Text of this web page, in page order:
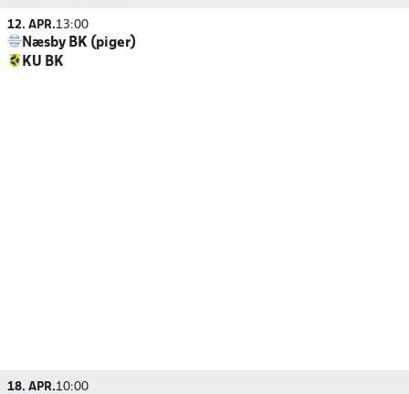
12. APR.13:00
Næsby BK (piger)
KU BK
18. APR.10:00